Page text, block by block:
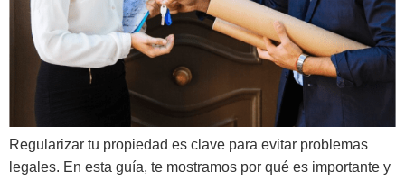
Regularizar tu propiedad es clave para evitar problemas
legales. En esta guía, te mostramos por qué es importante y